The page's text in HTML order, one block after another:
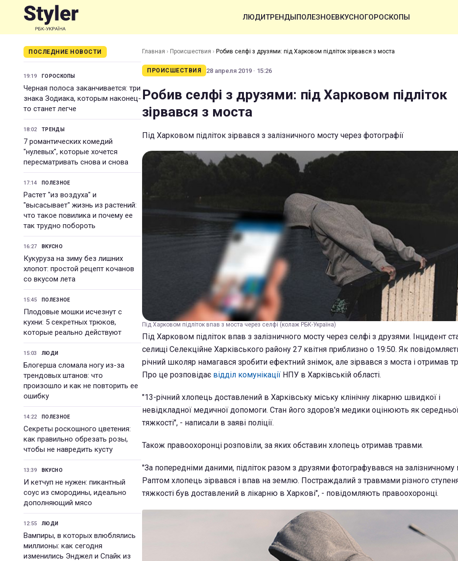
ЛЮДИТРЕНДЫПОЛЕЗНОЕВКУСНОГОРОСКОПЫ
ПОСЛЕДНИЕ НОВОСТИ
19:19 ГОРОСКОПЫ
Черная полоса заканчивается: три
знака Зодиака, которым наконец-
то станет легче
18:02 ТРЕНДЫ
7 романтических комедий
"нулевых", которые хочется
пересматривать снова и снова
17:14 ПОЛЕЗНОЕ
Растет "из воздуха" и
"высасывает" жизнь из растений:
что такое повилика и почему ее
так трудно побороть
16:27 ВКУСНО
Кукуруза на зиму без лишних
хлопот: простой рецепт кочанов
со вкусом лета
15:45 ПОЛЕЗНОЕ
Плодовые мошки исчезнут с
кухни: 5 секретных трюков,
которые реально действуют
15:03 ЛЮДИ
Блогерша сломала ногу из-за
трендовых штанов: что
произошло и как не повторить ее
ошибку
14:22 ПОЛЕЗНОЕ
Секреты роскошного цветения:
как правильно обрезать розы,
чтобы не навредить кусту
13:39 ВКУСНО
И кетчуп не нужен: пикантный
соус из смородины, идеально
дополняющий мясо
12:55 ЛЮДИ
Вампиры, в которых влюблялись
миллионы: как сегодня
изменились Энджел и Спайк из
Главная › Происшествия › Робив селфі з друзями: під Харковом підліток зірвався з моста
ПРОИСШЕСТВИЯ 28 апреля 2019 · 15:26
Робив селфі з друзями: під Харковом підліток
зірвався з моста
Під Харковом підліток зірвався з залізничного мосту через фотографії
Під Харковом підліток впав з моста через селфі (колаж РБК-Україна)
Під Харковом підліток впав з залізничного мосту через селфі з друзями. Інцидент
селищі Селекційне Харківського району 27 квітня приблизно о 19:50. Як
річний школяр намагався зробити ефектний знімок, але зірвався з моста і отримав
Про це розповідає відділ комунікації НПУ в Харківській області.
"13-річний хлопець доставлений в Харківську міську клінічну лікарню швидкої і
невідкладної медичної допомоги. Стан його здоров'я медики оцінюють як
тяжкості", - написали в заяві поліції.
Також правоохоронці розповіли, за яких обставин хлопець отримав травми.
"За попередніми даними, підліток разом з друзями фотографувався на залізничному
Раптом хлопець зірвався і впав на землю. Постраждалий з травмами різного
тяжкості був доставлений в лікарню в Харкові", - повідомляють правоохоронці.